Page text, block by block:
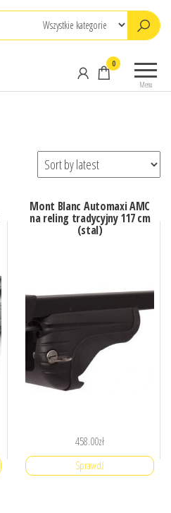
Menu
0
Mont Blanc Automaxi AMC
na reling tradycyjny 117 cm
(stal)
458.00zł
Sprawdź